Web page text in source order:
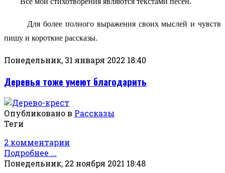
Для более полного выражения своих мыслей и чувств
пишу и короткие рассказы.
Понедельник, 31 января 2022 18:40
Деревья тоже умеют благодарить
Опубликовано в Рассказы
Теги
2 комментарии
Подробнее ...
Понедельник, 22 ноября 2021 18:48